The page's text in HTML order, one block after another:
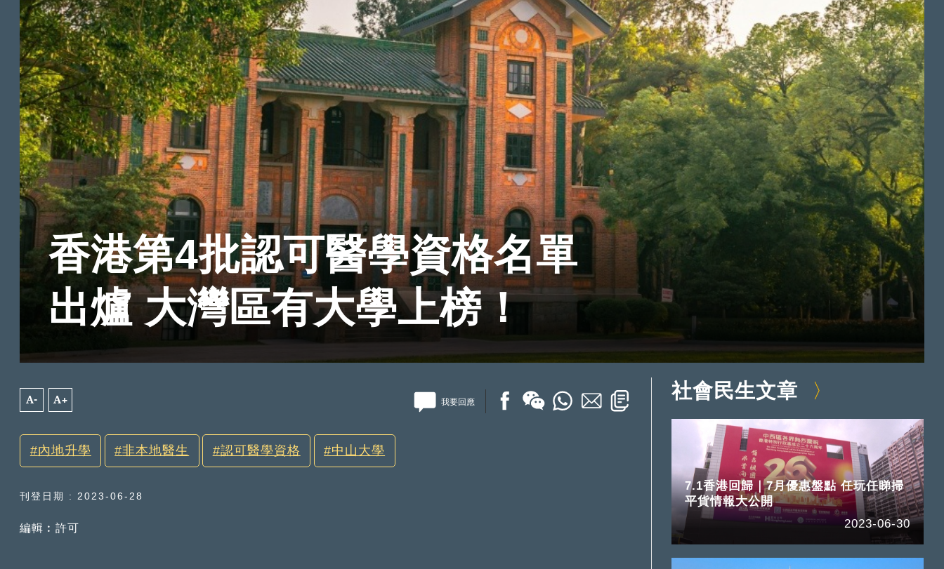
香港第4批認可醫學資格名單
出爐 大灣區有大學上榜！
A- A+ 我要回應
內地升學 非本地醫生 認可醫學資格 中山大學
刊登日期 : 2023-06-28
編輯︰許可
社會民生文章
7.1香港回歸｜7月優惠盤點 任玩任睇掃
平貨情報大公開
2023-06-30